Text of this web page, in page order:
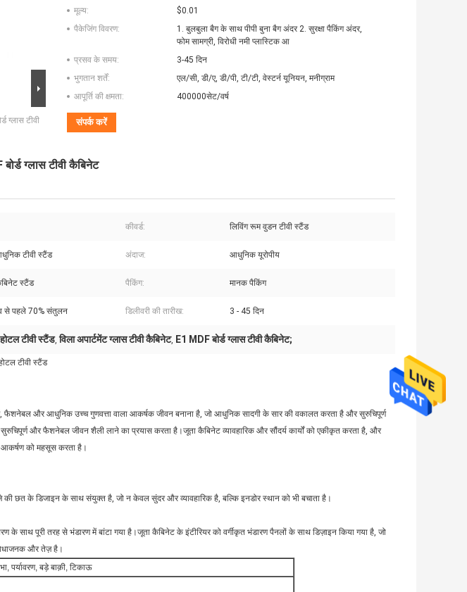
ग्लास टीवी
मूल्य:
$0.01
पैकेजिंग विवरण:
1. बुलबुला बैग के साथ पीपी बुना बैग अंदर 2. सुरक्षा पैकिंग अंदर,
फोम सामग्री, विरोधी नमी प्लास्टिक आ
प्रसव के समय:
3-45 दिन
भुगतान शर्तें:
एल/सी, डी/ए, डी/पी, टी/टी, वेस्टर्न यूनियन, मनीग्राम
आपूर्ति की क्षमता:
400000सेट/वर्ष
संपर्क करें
ग्लास टीवी कैबिनेट
कीवर्ड: लिविंग रूम वुडन टीवी स्टैंड
टीवी स्टैंड अंदाज: आधुनिक यूरोपीय
स्टैंड पैकिंग: मानक पैकिंग
से पहले 70% संतुलन डिलीवरी की तारीख: 3 - 45 दिन
टीवी स्टैंड,विला अपार्टमेंट ग्लास टीवी कैबिनेट, E1 MDF बोर्ड ग्लास टीवी कैबिनेट;
टीवी स्टैंड
फैशनेबल और आधुनिक उच्च गुणवत्ता वाला आकर्षक जीवन बनाना है, जो आधुनिक सादगी के सार की वकालत करता है और सुरुचिपूर्ण
और फैशनेबल जीवन शैली लाने का प्रयास करता है।जूता कैबिनेट व्यावहारिक और सौंदर्य कार्यों को एकीकृत करता है, और
आकर्षण को महसूस करता है।
छत के डिजाइन के साथ संयुक्त है, जो न केवल सुंदर और व्यावहारिक है, बल्कि इनडोर स्थान को भी बचाता है।
के साथ पूरी तरह से भंडारण में बांटा गया है।जूता कैबिनेट के इंटीरियर को वर्गीकृत भंडारण पैनलों के साथ डिज़ाइन किया गया है, जो
और तेज़ है।
पर्यावरण, बड़े बाक़ी, टिकाऊ